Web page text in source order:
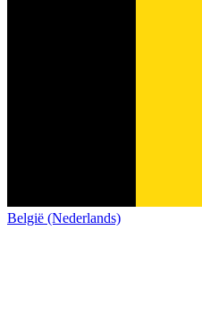
België (Nederlands)